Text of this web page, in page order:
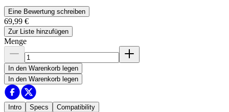
Eine Bewertung schreiben
69,99 €
Zur Liste hinzufügen
Menge
In den Warenkorb legen
In den Warenkorb legen
Intro Specs Compatibility